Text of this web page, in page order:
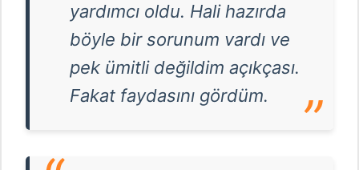
yardımcı oldu. Hali hazırda
böyle bir sorunum vardı ve
pek ümitli değildim açıkçası.
Fakat faydasını gördüm.